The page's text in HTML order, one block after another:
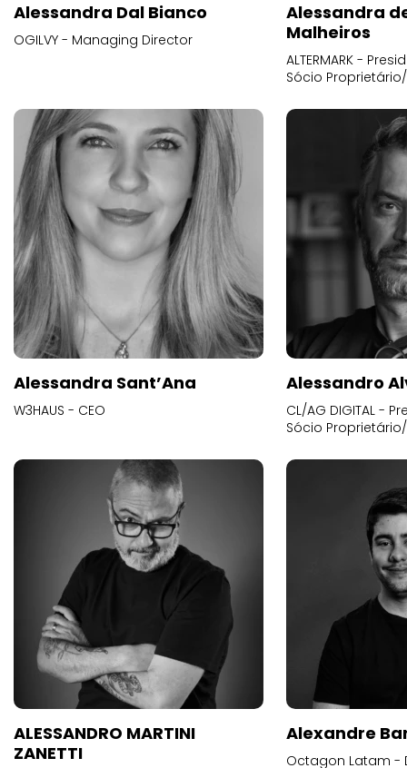
Alessandra Dal Bianco
OGILVY - Managing Director
Alessandra
Malheiros
ALTERMARK -
Sócio
Alessandra Sant’Ana
W3HAUS - CEO
Alessandro
CL/AG DIGITAL -
Sócio
ALESSANDRO MARTINI
ZANETTI
Alexandre
Octagon Latam -